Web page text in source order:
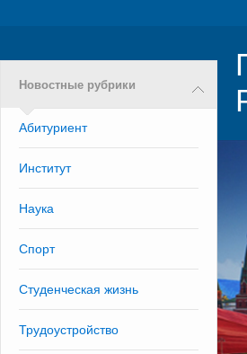
Новостные рубрики
Абитуриент
Институт
Наука
Спорт
Студенческая жизнь
Трудоустройство